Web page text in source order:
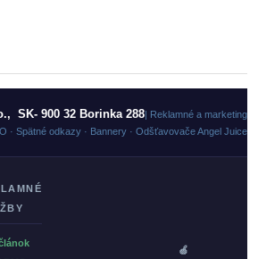
SK- 900 32 Borinka 288| Reklamné a
· Spätné odkazy · Bannery · Odšťavovače Angel Juicer
🍏